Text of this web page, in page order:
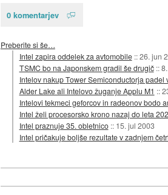
0 komentarjev
Preberite si še…
Intel zapira oddelek za avtomobile ::26. jun
TSMC bo na Japonskem gradil še drugič ::
Intelov nakup Tower Semiconductorja padel
Alder Lake ali Intelovo žuganje Applu M1 ::
Intelovi tekmeci geforcov in radeonov bodo
Intel želi procesorsko krono nazaj do leta
Intel praznuje 35. obletnico :: 15. jul 2003
Intel pričakuje boljše rezultate v zadnjem